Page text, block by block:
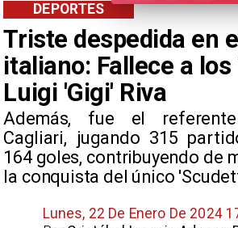
Triste despedida en
italiano: Fallece a
Luigi 'Gigi' Riva
Además, fue el
Cagliari, jugando 315
164 goles, contribuyendo de
la conquista del único
DEPORTES
Lunes, 22 De Enero De 2024